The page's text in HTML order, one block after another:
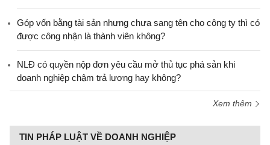
Góp vốn bằng tài sản nhưng chưa sang tên cho công ty thì có
được công nhận là thành viên không?
NLĐ có quyền nộp đơn yêu cầu mở thủ tục phá sản khi
doanh nghiệp chậm trả lương hay không?
Xem thêm
TIN PHÁP LUẬT VỀ DOANH NGHIỆP